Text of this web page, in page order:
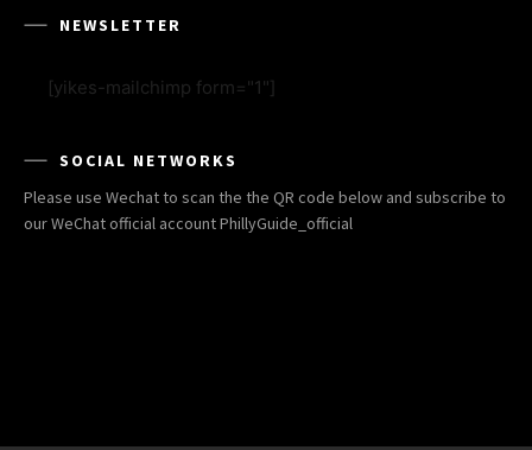
NEWSLETTER
[yikes-mailchimp form="1"]
SOCIAL NETWORKS
Please use Wechat to scan the the QR code below and subscribe to
our WeChat official account PhillyGuide_official